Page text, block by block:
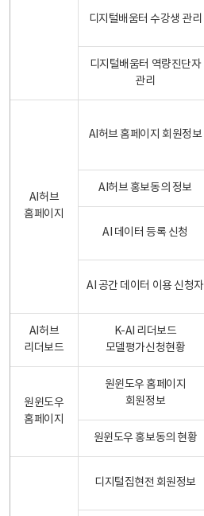
디지털배움터 수강생 관리
디지털배움터 역량진단자
관리
AI허브
홈페이지
AI허브 홈페이지 회원정보
AI허브 홍보동의 정보
AI 데이터 등록 신청
AI 공간 데이터 이용 신청자
AI허브
리더보드
K-AI 리더보드
모델평가신청현황
원윈도우
홈페이지
원윈도우 홈페이지
회원정보
원윈도우 홍보동의 현황
디지털집현전 회원정보